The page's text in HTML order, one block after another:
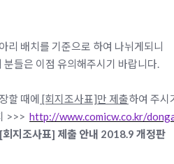
리 배치를 기준으로 하여 나뉘게되니
들은 이점 유의해주시기 바랍니다.
할 때에 [회지조사표]만 제출하여 주시
>>> http://www.comicw.co.kr/
[회지조사표] 제출 안내 2018.9 개정판